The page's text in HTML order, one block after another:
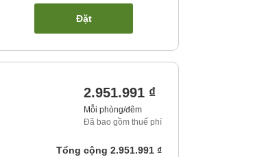
Đặt
2.951.991 ₫
Mỗi phòng/đêm
Đã bao gồm thuế phí
Tổng cộng 2.951.991 ₫